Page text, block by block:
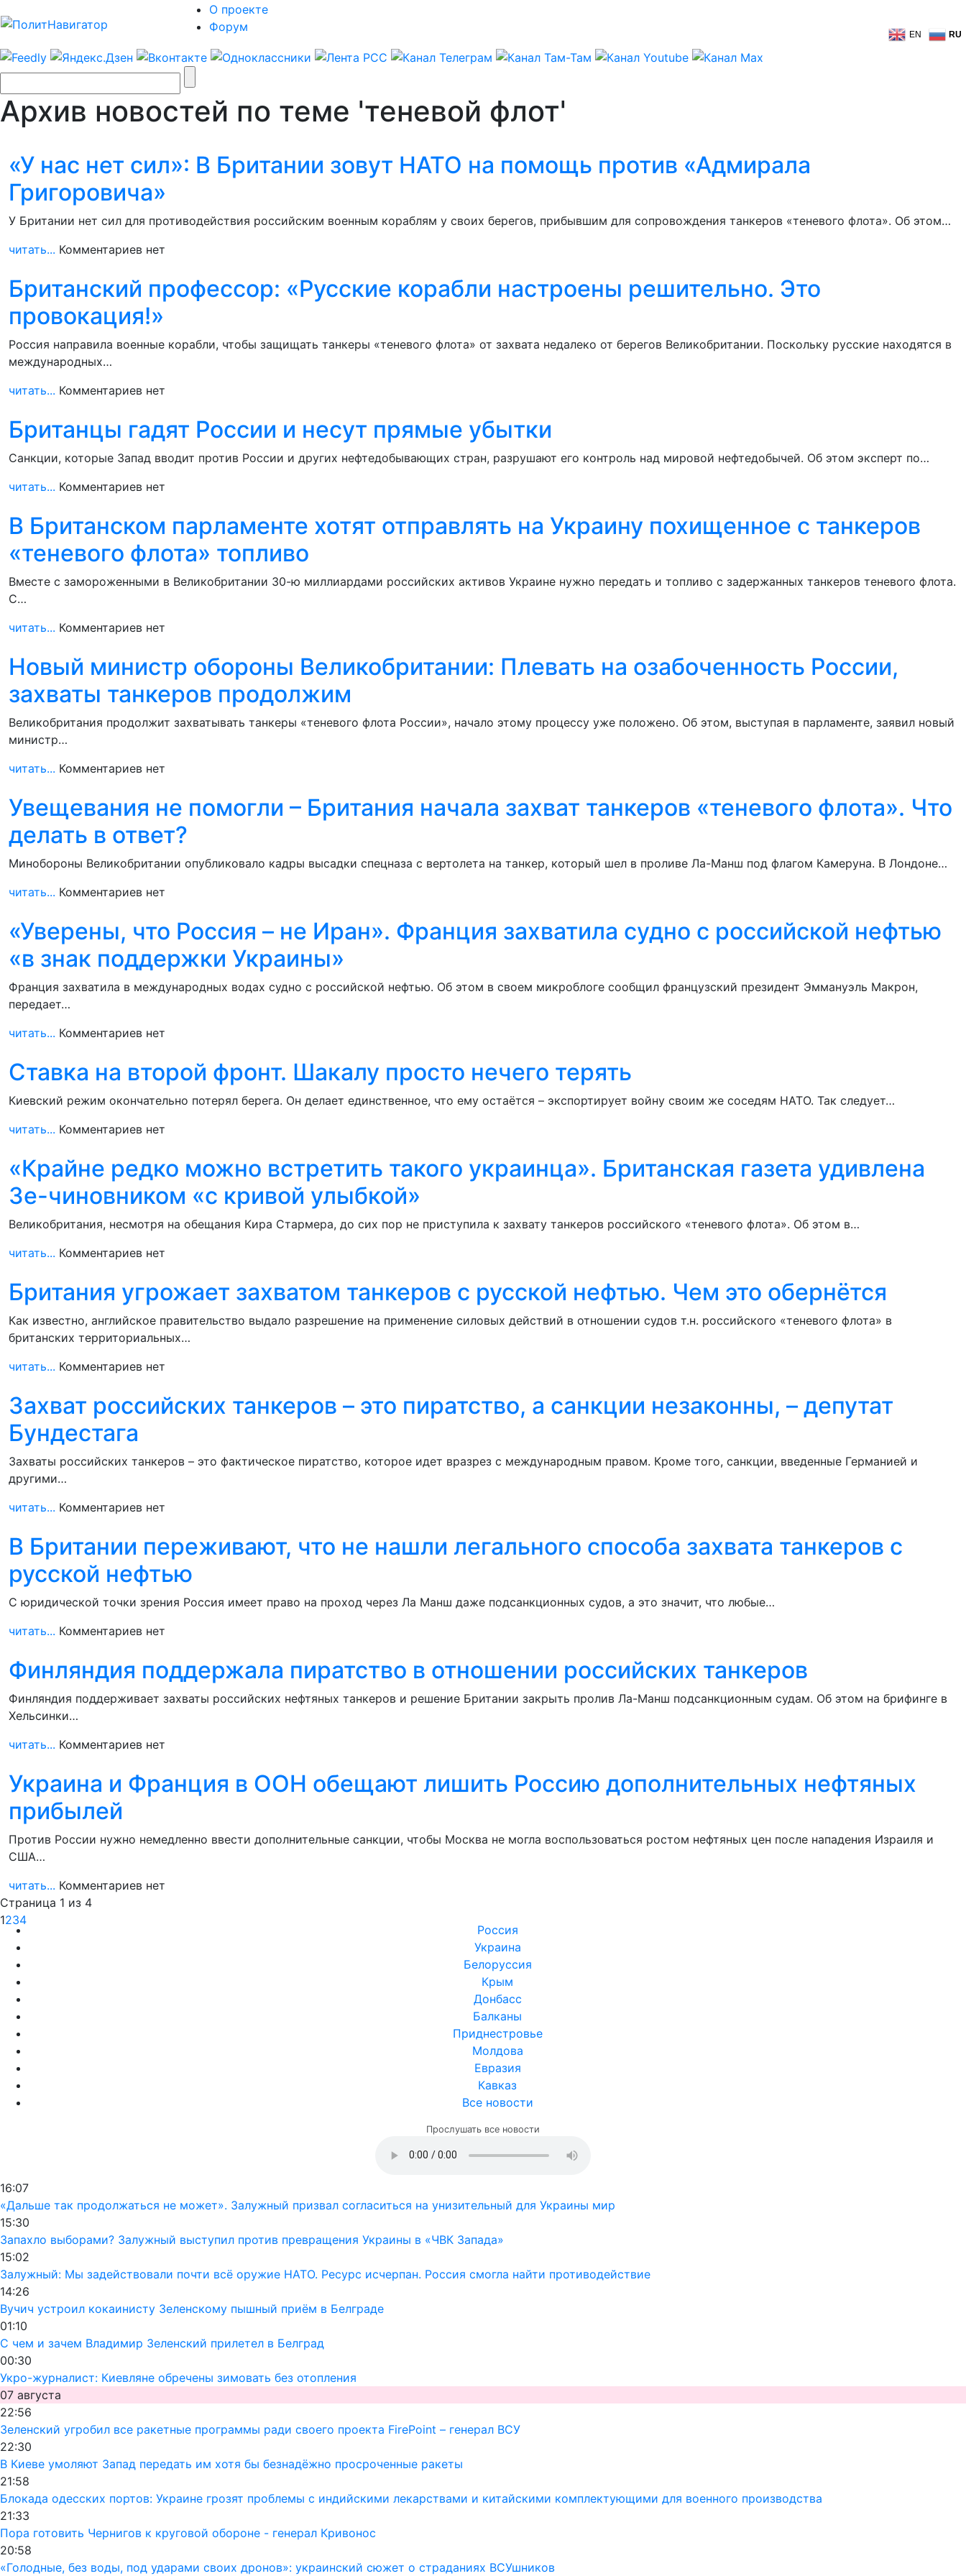
О проекте
Форум
EN RU
Архив новостей по теме 'теневой флот'
«У нас нет сил»: В Британии зовут НАТО на помощь против «Адмирала
Григоровича»
У Британии нет сил для противодействия российским военным кораблям у своих берегов, прибывшим для сопровождения танкеров «теневого флота». Об этом…
читать... Комментариев нет
Британский профессор: «Русские корабли настроены решительно. Это
провокация!»
Россия направила военные корабли, чтобы защищать танкеры «теневого флота» от захвата недалеко от берегов Великобритании. Поскольку русские находятся в
международных…
читать... Комментариев нет
Британцы гадят России и несут прямые убытки
Санкции, которые Запад вводит против России и других нефтедобывающих стран, разрушают его контроль над мировой нефтедобычей. Об этом эксперт по…
читать... Комментариев нет
В Британском парламенте хотят отправлять на Украину похищенное с танкеров
«теневого флота» топливо
Вместе с замороженными в Великобритании 30-ю миллиардами российских активов Украине нужно передать и топливо с задержанных танкеров теневого флота.
С…
читать... Комментариев нет
Новый министр обороны Великобритании: Плевать на озабоченность России,
захваты танкеров продолжим
Великобритания продолжит захватывать танкеры «теневого флота России», начало этому процессу уже положено. Об этом, выступая в парламенте, заявил новый
министр…
читать... Комментариев нет
Увещевания не помогли – Британия начала захват танкеров «теневого флота». Что
делать в ответ?
Минобороны Великобритании опубликовало кадры высадки спецназа с вертолета на танкер, который шел в проливе Ла-Манш под флагом Камеруна. В Лондоне…
читать... Комментариев нет
«Уверены, что Россия – не Иран». Франция захватила судно с российской нефтью
«в знак поддержки Украины»
Франция захватила в международных водах судно с российской нефтью. Об этом в своем микроблоге сообщил французский президент Эммануэль Макрон,
передает…
читать... Комментариев нет
Cтавка на второй фронт. Шакалу просто нечего терять
Киевский режим окончательно потерял берега. Он делает единственное, что ему остаётся – экспортирует войну своим же соседям НАТО. Так следует…
читать... Комментариев нет
«Крайне редко можно встретить такого украинца». Британская газета удивлена
Зе-чиновником «с кривой улыбкой»
Великобритания, несмотря на обещания Кира Стармера, до сих пор не приступила к захвату танкеров российского «теневого флота». Об этом в…
читать... Комментариев нет
Британия угрожает захватом танкеров с русской нефтью. Чем это обернётся
Как известно, английское правительство выдало разрешение на применение силовых действий в отношении судов т.н. российского «теневого флота» в
британских территориальных…
читать... Комментариев нет
Захват российских танкеров – это пиратство, а санкции незаконны, – депутат
Бундестага
Захваты российских танкеров – это фактическое пиратство, которое идет вразрез с международным правом. Кроме того, санкции, введенные Германией и
другими…
читать... Комментариев нет
В Британии переживают, что не нашли легального способа захвата танкеров с
русской нефтью
С юридической точки зрения Россия имеет право на проход через Ла Манш даже подсанкционных судов, а это значит, что любые…
читать... Комментариев нет
Финляндия поддержала пиратство в отношении российских танкеров
Финляндия поддерживает захваты российских нефтяных танкеров и решение Британии закрыть пролив Ла-Манш подсанкционным судам. Об этом на брифинге в
Хельсинки…
читать... Комментариев нет
Украина и Франция в ООН обещают лишить Россию дополнительных нефтяных
прибылей
Против России нужно немедленно ввести дополнительные санкции, чтобы Москва не могла воспользоваться ростом нефтяных цен после нападения Израиля и
США…
читать... Комментариев нет
Страница 1 из 4
1234
Россия
Украина
Белоруссия
Крым
Донбасс
Балканы
Приднестровье
Молдова
Евразия
Кавказ
Все новости
Прослушать все новости
16:07
«Дальше так продолжаться не может». Залужный призвал согласиться на унизительный для Украины мир
15:30
Запахло выборами? Залужный выступил против превращения Украины в «ЧВК Запада»
15:02
Залужный: Мы задействовали почти всё оружие НАТО. Ресурс исчерпан. Россия смогла найти противодействие
14:26
Вучич устроил кокаинисту Зеленскому пышный приём в Белграде
01:10
С чем и зачем Владимир Зеленский прилетел в Белград
00:30
Укро-журналист: Киевляне обречены зимовать без отопления
07 августа
22:56
Зеленский угробил все ракетные программы ради своего проекта FirePoint – генерал ВСУ
22:30
В Киеве умоляют Запад передать им хотя бы безнадёжно просроченные ракеты
21:58
Блокада одесских портов: Украине грозят проблемы с индийскими лекарствами и китайскими комплектующими для военного производства
21:33
Пора готовить Чернигов к круговой обороне - генерал Кривонос
20:58
«Голодные, без воды, под ударами своих дронов»: украинский сюжет о страданиях ВСУшников